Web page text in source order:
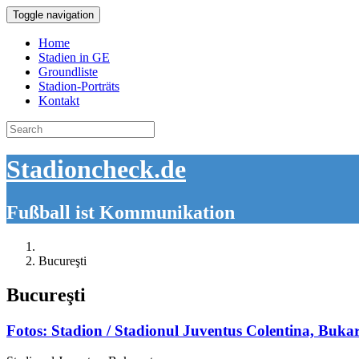
Toggle navigation
Home
Stadien in GE
Groundliste
Stadion-Porträts
Kontakt
Search
for:
Stadioncheck.de
Fußball ist Kommunikation
Bucureşti
Bucureşti
Fotos: Stadion / Stadionul Juventus Colentina,